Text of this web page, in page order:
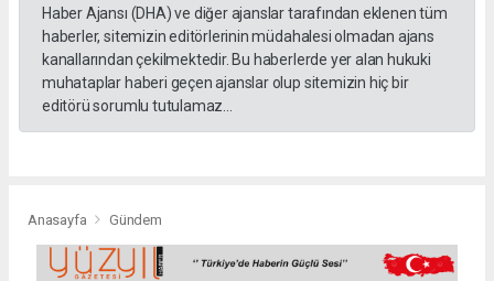
Haber Ajansı (DHA) ve diğer ajanslar tarafından eklenen tüm
haberler, sitemizin editörlerinin müdahalesi olmadan ajans
kanallarından çekilmektedir. Bu haberlerde yer alan hukuki
muhataplar haberi geçen ajanslar olup sitemizin hiç bir
editörü sorumlu tutulamaz...
Anasayfa Gündem